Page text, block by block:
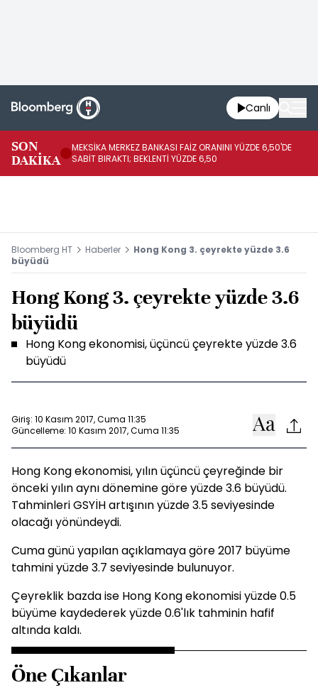
Canlı
SON
DAKİKA
MEKSİKA MERKEZ BANKASI FAİZ ORANINI YÜZDE 6,50'DE
SABİT BIRAKTI; BEKLENTİ YÜZDE 6,50
Bloomberg HT Haberler
Hong Kong 3. çeyrekte yüzde 3.6
büyüdü
Hong Kong 3. çeyrekte yüzde 3.6
büyüdü
Hong Kong ekonomisi, üçüncü çeyrekte yüzde 3.6
büyüdü
Giriş: 10 Kasım 2017, Cuma 11:35
Güncelleme: 10 Kasım 2017, Cuma 11:35
Hong Kong ekonomisi, yılın üçüncü çeyreğinde bir
önceki yılın aynı dönemine göre yüzde 3.6 büyüdü.
Tahminleri GSYİH artışının yüzde 3.5 seviyesinde
olacağı yönündeydi.
Cuma günü yapılan açıklamaya göre 2017 büyüme
tahmini yüzde 3.7 seviyesinde bulunuyor.
Çeyreklik bazda ise Hong Kong ekonomisi yüzde 0.5
büyüme kaydederek yüzde 0.6'lık tahminin hafif
altında kaldı.
Öne Çıkanlar